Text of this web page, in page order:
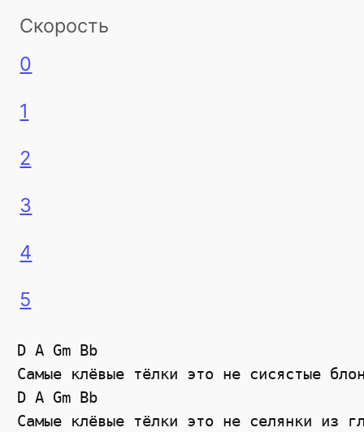
Скорость
0
1
2
3
4
5
D A Gm Bb
Самые клёвые тёлки это не сисястые
D A Gm Bb
Самые клёвые тёлки это не селянки из